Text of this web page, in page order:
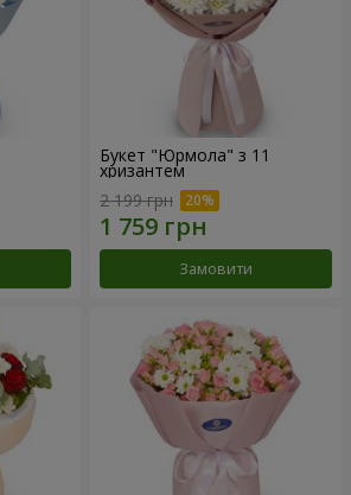
Букет "Юрмола" з 11
хризантем
2 199 грн
Замовити